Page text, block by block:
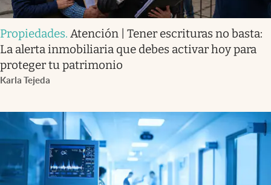
Propiedades. Atención | Tener escrituras no basta:
La alerta inmobiliaria que debes activar hoy para
proteger tu patrimonio
Karla Tejeda